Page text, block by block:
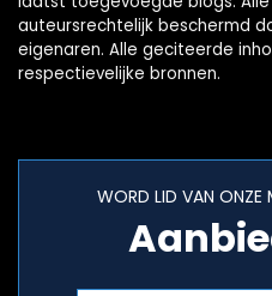
auteursrechtelijk beschermd
eigenaren. Alle geciteerde
respectievelijke bronnen.
WORD LID VAN ONZE